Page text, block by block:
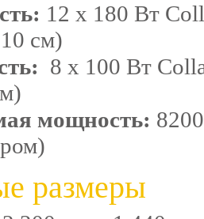
12 x 180 Вт
см)
8 x 100 Вт
мощность:
размеры